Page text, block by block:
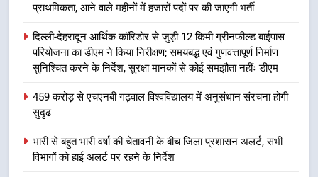
भारी बारिश का अलर्ट! 6 अगस्त को
देहरादून में स्कूल बंद
उत्तराखण्ड
1
मुख्यमंत्री धामी बोले- युवाओं को रोजगार
देना सरकार की सर्वोच्च प्राथमिकता, आने
प्राथमिकता, आने वाले महीनों में हजारों पदों पर की जाएगी भर्ती
दिल्ली-देहरादून आर्थिक कॉरिडोर से जुड़ी 12 किमी ग्रीनफील्ड बाईपास
परियोजना का डीएम ने किया निरीक्षण; समयबद्ध एवं गुणवत्तापूर्ण निर्माण
सुनिश्चित करने के निर्देश, सुरक्षा मानकों से कोई समझौता नहींः डीएम
459 करोड़ से एचएनबी गढ़वाल विश्वविद्यालय में अनुसंधान संरचना होगी
सुदृढ
भारी से बहुत भारी वर्षा की चेतावनी के बीच जिला प्रशासन अलर्ट, सभी
विभागों को हाई अलर्ट पर रहने के निर्देश